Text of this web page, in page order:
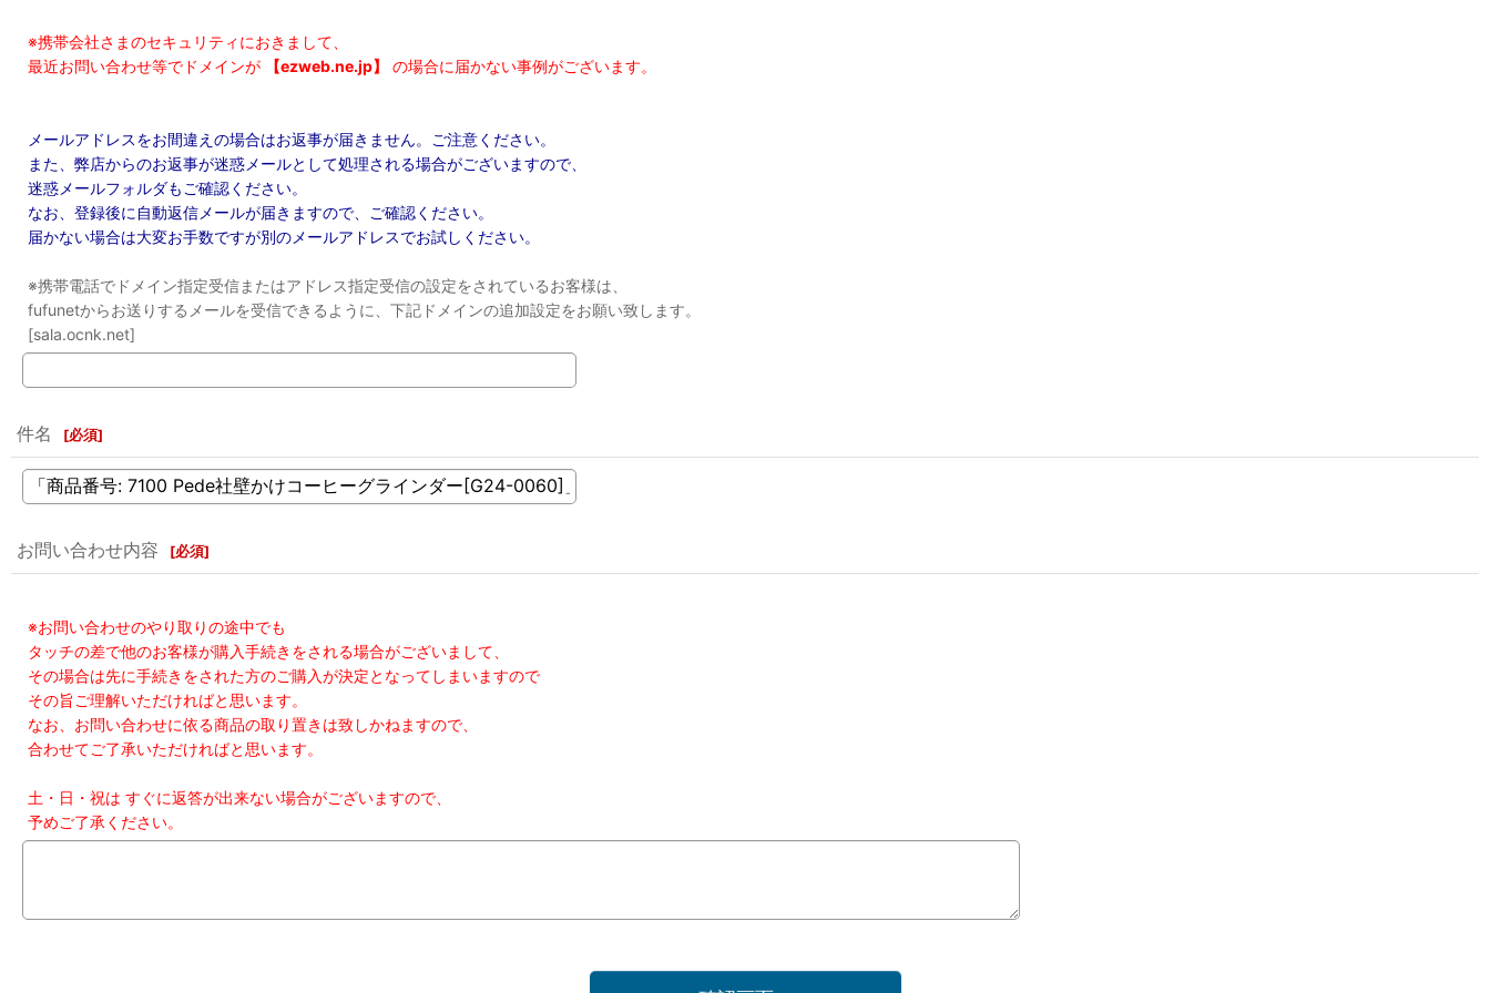
※携帯会社さまのセキュリティにおきまして、
最近お問い合わせ等でドメインが
【ezweb.ne.jp】 の場合に届かない事例がございます。
メールアドレスをお間違えの場合はお返事が届きません。ご注意ください。
また、弊店からのお返事が迷惑メールとして処理される場合がございますので、
迷惑メールフォルダもご確認ください。
なお、登録後に自動返信メールが届きますので、ご確認ください。
届かない場合は大変お手数ですが別のメールアドレスでお試しください。
※携帯電話でドメイン指定受信またはアドレス指定受信の設定をされているお客様は、
fufunetからお送りするメールを受信できるように、下記ドメインの追加設定をお願い致します。
[sala.ocnk.net]
件名 [必須]
お問い合わせ内容 [必須]
※お問い合わせのやり取りの途中でも
タッチの差で他のお客様が購入手続きをされる場合がございまして、
その場合は先に手続きをされた方のご購入が決定となってしまいますので
その旨ご理解いただければと思います。
なお、お問い合わせに依る商品の取り置きは致しかねますので、
合わせてご了承いただければと思います。
土・日・祝は すぐに返答が出来ない場合がございますので、
予めご了承ください。